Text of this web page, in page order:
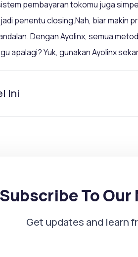
pembayaran tokomu juga
penentu closing.Nah, biar makin
Dengan Ayolinx, semua
apalagi? Yuk, gunakan Ayolinx
Ini
Subscribe To
Get updates and learn